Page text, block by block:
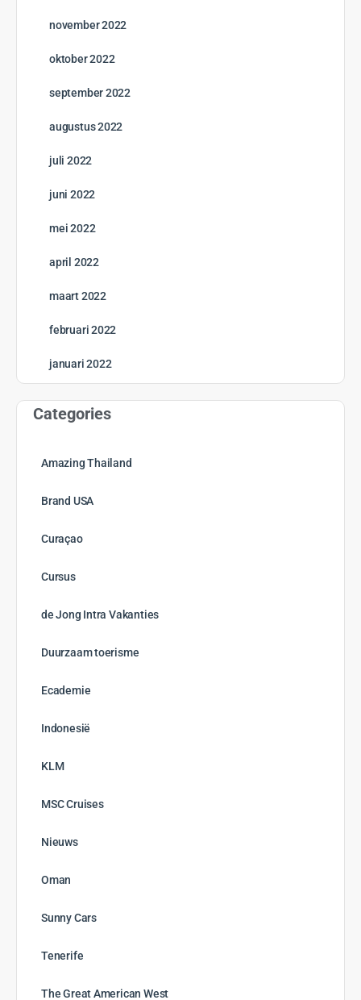
november 2022
oktober 2022
september 2022
augustus 2022
juli 2022
juni 2022
mei 2022
april 2022
maart 2022
februari 2022
januari 2022
Categories
Amazing Thailand
Brand USA
Curaçao
Cursus
de Jong Intra Vakanties
Duurzaam toerisme
Ecademie
Indonesië
KLM
MSC Cruises
Nieuws
Oman
Sunny Cars
Tenerife
The Great American West